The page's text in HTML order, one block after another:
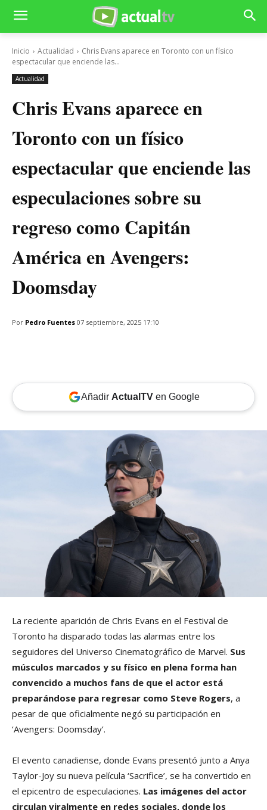
Inicio Actualidad
Chris Evans aparece en Toronto con un físico
espectacular que enciende las...
Actualidad
Chris Evans aparece en
Toronto con un físico
espectacular que enciende las
especulaciones sobre su
regreso como Capitán
América en Avengers:
Doomsday
Por Pedro Fuentes 07 septiembre, 2025 17:10
Añadir ActualTVen Google
La reciente aparición de Chris Evans en el Festival de
Toronto ha disparado todas las alarmas entre los
seguidores del Universo Cinematográfico de Marvel. Sus
músculos marcados y su físico en plena forma han
convencido a muchos fans de que el actor está
preparándose para regresar como Steve Rogers, a
pesar de que oficialmente negó su participación en
‘Avengers: Doomsday’.
El evento canadiense, donde Evans presentó junto a Anya
Taylor-Joy su nueva película ‘Sacrifice’, se ha convertido en
el epicentro de especulaciones. Las imágenes del actor
circulan viralmente en redes sociales, donde los